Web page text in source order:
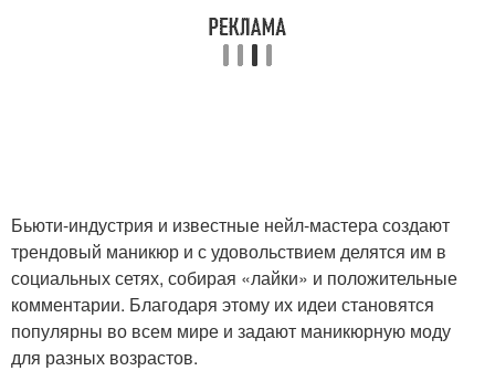
Бьюти-индустрия и известные нейл-мастера создают
трендовый маникюр и с удовольствием делятся им в
социальных сетях, собирая «лайки» и положительные
комментарии. Благодаря этому их идеи становятся
популярны во всем мире и задают маникюрную моду
для разных возрастов.